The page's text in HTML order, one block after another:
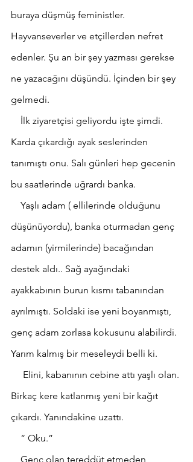
buraya düşmüş feministler.
Hayvanseverler ve etçillerden nefret
edenler. Şu an bir şey yazması gerekse
ne yazacağını düşündü. İçinden bir şey
gelmedi.
Karda çıkardığı ayak seslerinden
tanımıştı onu. Salı günleri hep gecenin
bu saatlerinde uğrardı banka.
düşünüyordu), banka oturmadan genç
adamın (yirmilerinde) bacağından
destek aldı.. Sağ ayağındaki
ayakkabının burun kısmı tabanından
ayrılmıştı. Soldaki ise yeni boyanmıştı,
genç adam zorlasa kokusunu alabilirdi.
Yarım kalmış bir meseleydi belli ki.
Birkaç kere katlanmış yeni bir kağıt
çıkardı. Yanındakine uzattı.
    “ Oku.”